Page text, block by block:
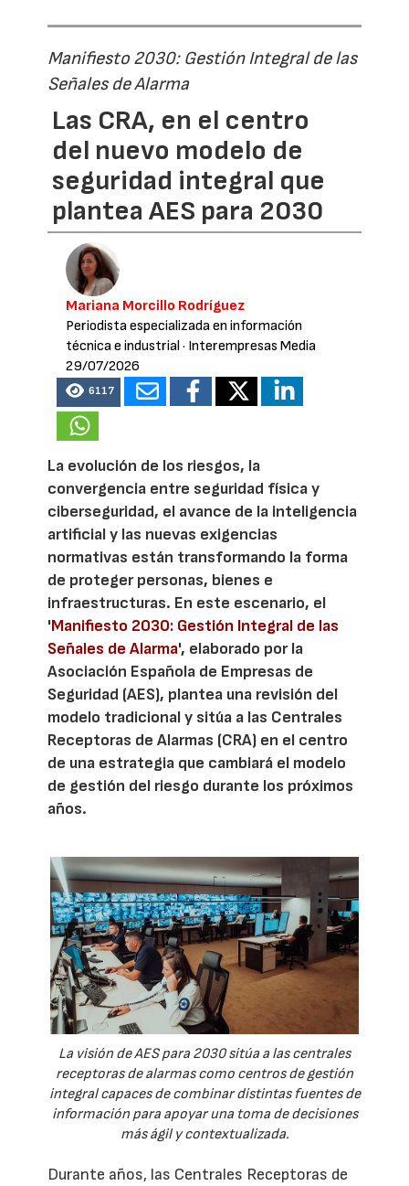
Manifiesto 2030: Gestión Integral de las
Señales de Alarma
Las CRA, en el centro
del nuevo modelo de
seguridad integral que
plantea AES para 2030
Mariana Morcillo Rodríguez
Periodista especializada en información
técnica e industrial· Interempresas Media
29/07/2026
6117
La evolución de los riesgos, la
convergencia entre seguridad física y
ciberseguridad, el avance de la inteligencia
artificial y las nuevas exigencias
normativas están transformando la forma
de proteger personas, bienes e
infraestructuras. En este escenario, el
'Manifiesto 2030: Gestión Integral de las
Señales de Alarma', elaborado por la
Asociación Española de Empresas de
Seguridad (AES), plantea una revisión del
modelo tradicional y sitúa a las Centrales
Receptoras de Alarmas (CRA) en el centro
de una estrategia que cambiará el modelo
de gestión del riesgo durante los próximos
años.
La visión de AES para 2030 sitúa a las centrales
receptoras de alarmas como centros de gestión
integral capaces de combinar distintas fuentes de
información para apoyar una toma de decisiones
más ágil y contextualizada.
Durante años, las Centrales Receptoras de